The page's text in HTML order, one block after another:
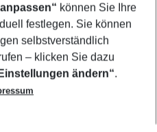
können Sie Ihre
festlegen. Sie können
selbstverständlich
– klicken Sie dazu
ändern“.